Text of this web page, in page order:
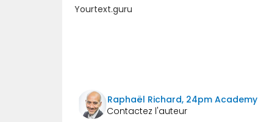
Yourtext.guru
Raphaël Richard, 24pm Academy